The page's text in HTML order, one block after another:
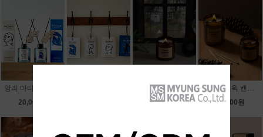
20,000원
루체 우든윅 캔들 100g
12,000원
루체 우든윅 캔들 200g
20,000원